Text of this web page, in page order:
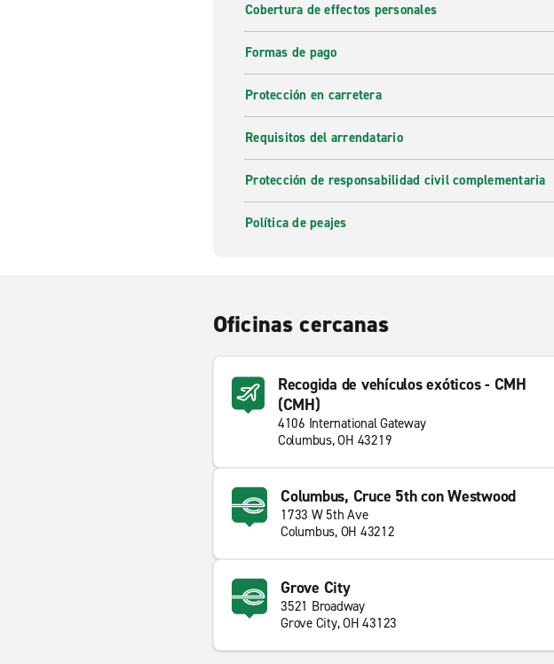
Cobertura de effectos personales
Formas de pago
Protección en carretera
Requisitos del arrendatario
Protección de responsabilidad civil complementaria
Política de peajes
Oficinas cercanas
Recogida de vehículos exóticos - CMH
(CMH)
4106 International Gateway
Columbus, OH 43219
Columbus, Cruce 5th con Westwood
1733 W 5th Ave
Columbus, OH 43212
Grove City
3521 Broadway
Grove City, OH 43123